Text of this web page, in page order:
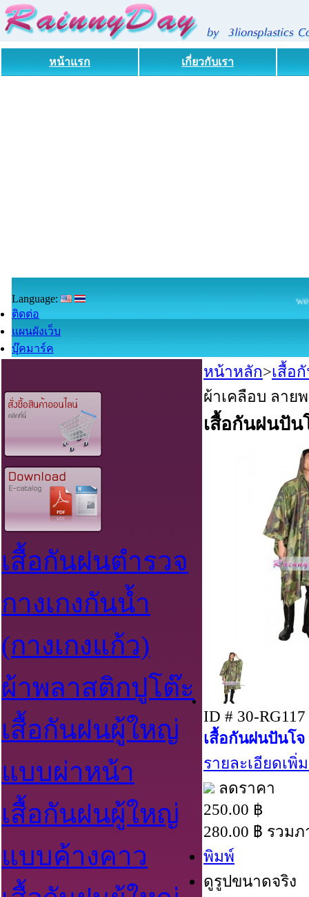
หน้าแรก เกี่ยวกับเรา
Language:
ติดต่อ
แผนผังเว็บ
บุ๊คมาร์ค
เสื้อกันฝนตำรวจ
กางเกงกันน้ำ
(กางเกงแก้ว)
ผ้าพลาสติกปูโต๊ะ
เสื้อกันฝนผู้ใหญ่
แบบผ่าหน้า
เสื้อกันฝนผู้ใหญ่
แบบค้างคาว
หน้าหลัก>เสื้อ
ผ้าเคลือบ ลาย
เสื้อกันฝนปัน
ID # 30-RG117
เสื้อกันฝนปันโจ
รายละเอียดเพิ่
ลดราคา
250.00 ฿
280.00 ฿ รวมภ
พิมพ์
ดูรูปขนาดจริง